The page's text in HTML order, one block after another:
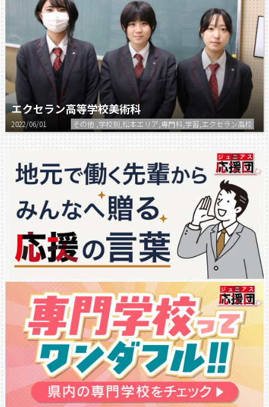
エクセラン高等学校美術科
2022/06/01 その他 ,学校別,松本エリア,専門科,学習,エクセラン高校